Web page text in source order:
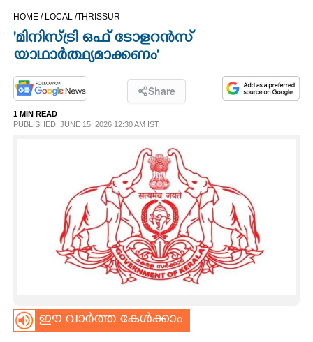
ASTRO
HOME / LOCAL /THRISSUR
'മിനിസ്ട്രി ഒഫ് ടോളറൻസ്
യാഥാർത്ഥ്യമാക്കണം'
Share
1 MIN READ
PUBLISHED: JUNE 15, 2026 12:30 AM IST
ഈ വാർത്ത കേൾക്കാം